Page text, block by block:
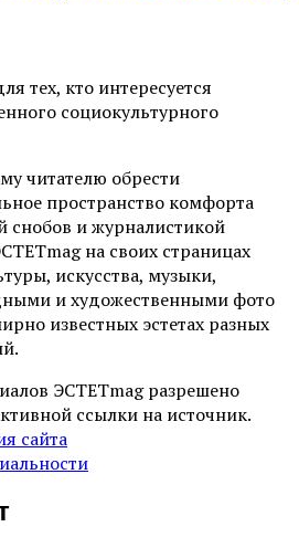
тех, кто интересуется
социокультурного
читателю обрести
пространство комфорта
снобов и журналистикой
на своих страницах
искусства, музыки,
и художественными фото
известных эстетах разных
ЭСТЕТmag разрешено
ссылки на источник.
сайта